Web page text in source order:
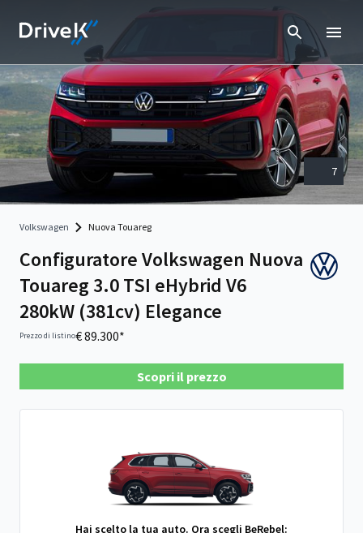
7
Volkswagen Nuova Touareg
Configuratore Volkswagen Nuova
Touareg 3.0 TSI eHybrid V6
280kW (381cv) Elegance
Prezzo di listino€ 89.300*
Scopri il prezzo
Hai scelto la tua auto. Ora scegli BeRebel: